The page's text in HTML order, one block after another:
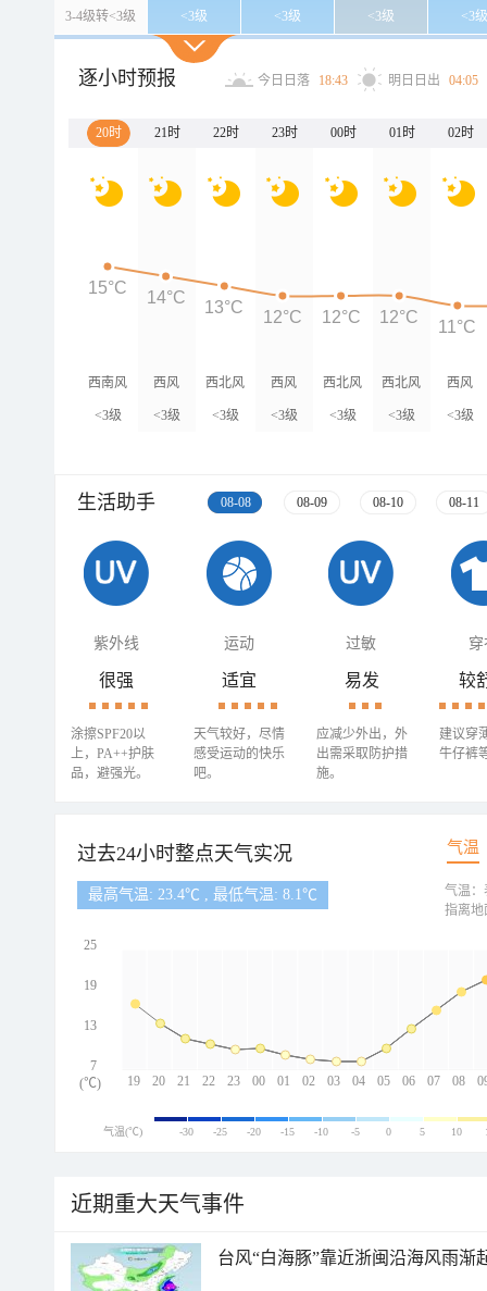
3-4级转<3级 <3级 <3级 <3级 <3级
逐小时预报 今日日落 18:43 明日日出 04:05
20时 21时 22时 23时 00时 01时 02时
西南风
<3级
西风
<3级
西北风
<3级
西风
<3级
西北风
<3级
西北风
<3级
西风
<3级
15°C
14°C
13°C
12°C 12°C 12°C
11°C
生活助手 08-08 08-09 08-10 08-11
紫外线 运动 过敏 穿
很强
涂擦SPF20以
上，PA++护肤
品，避强光。
适宜
天气较好，尽情
感受运动的快乐
吧。
易发
应减少外出，外
出需采取防护措
施。
较
建议穿
牛仔裤
过去24小时整点天气实况 气温
最高气温: 23.4℃ , 最低气温: 8.1℃
19 20 21 22 23 00 01 02 03 04 05 06 07 08
25
19
13
7
(℃)
气温：
指离地
气温(℃) -30 -25 -20 -15 -10 -5 0 5 10
近期重大天气事件
台风“白海豚”靠近浙闽沿海风雨渐